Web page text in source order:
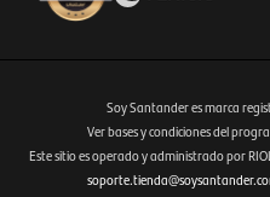
Fenicio eCommerce Uruguay
Soy Santander es marca
Ver bases y condiciones del
Este sitio es operado y administrado por